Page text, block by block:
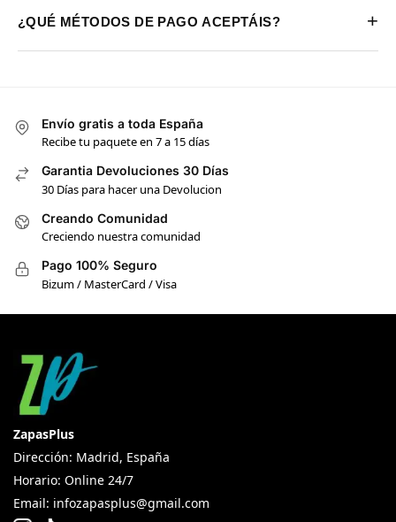
¿QUÉ MÉTODOS DE PAGO ACEPTÁIS? +
Envío gratis a toda España
Recibe tu paquete en 7 a 15 días
Garantia Devoluciones 30 Días
30 Días para hacer una Devolucion
Creando Comunidad
Creciendo nuestra comunidad
Pago 100% Seguro
Bizum / MasterCard / Visa
ZapasPlus
Dirección: Madrid, España
Horario: Online 24/7
Email: infozapasplus@gmail.com